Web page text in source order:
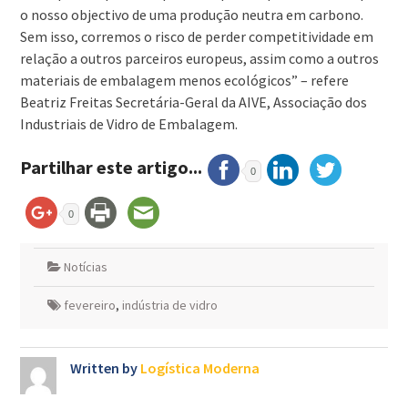
o nosso objectivo de uma produção neutra em carbono.
Sem isso, corremos o risco de perder competitividade em
relação a outros parceiros europeus, assim como a outros
materiais de embalagem menos ecológicos” – refere
Beatriz Freitas Secretária-Geral da AIVE, Associação dos
Industriais de Vidro de Embalagem.
Partilhar este artigo... 0
0
Notícias
fevereiro, indústria de vidro
Written by Logística Moderna